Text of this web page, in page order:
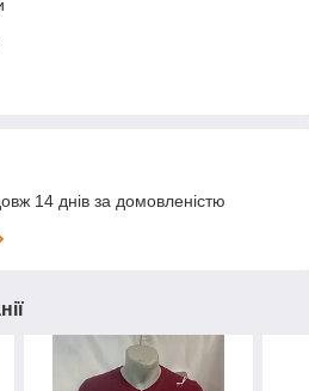
14 днів за домовленістю